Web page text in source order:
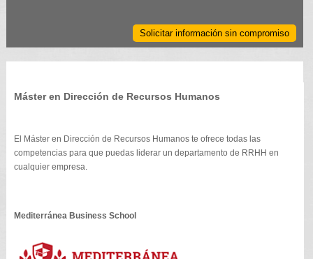
Solicitar información sin compromiso
Máster en Dirección de Recursos Humanos
El Máster en Dirección de Recursos Humanos te ofrece todas las
competencias para que puedas liderar un departamento de RRHH en
cualquier empresa.
Mediterránea Business School